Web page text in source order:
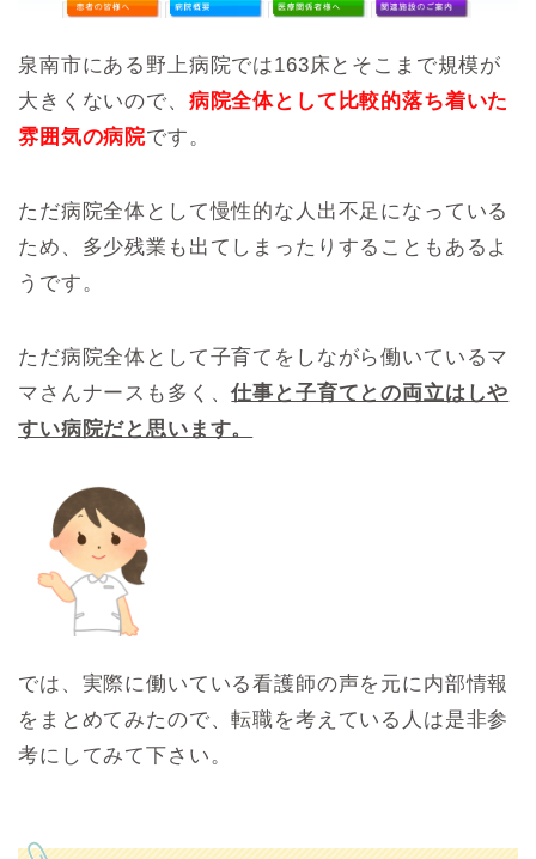
泉南市にある野上病院では163床とそこまで規模が
大きくないので、 病院全体として比較的落ち着いた
雰囲気の病院です。
ただ病院全体として慢性的な人出不足になっている
ため、多少残業も出てしまったりすることもあるよ
うです。
ただ病院全体として子育てをしながら働いているマ
マさんナースも多く、仕事と子育てとの両立はしや
すい病院だと思います。
では、実際に働いている看護師の声を元に内部情報
をまとめてみたので、転職を考えている人は是非参
考にしてみて下さい。